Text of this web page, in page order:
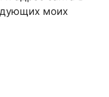
моих